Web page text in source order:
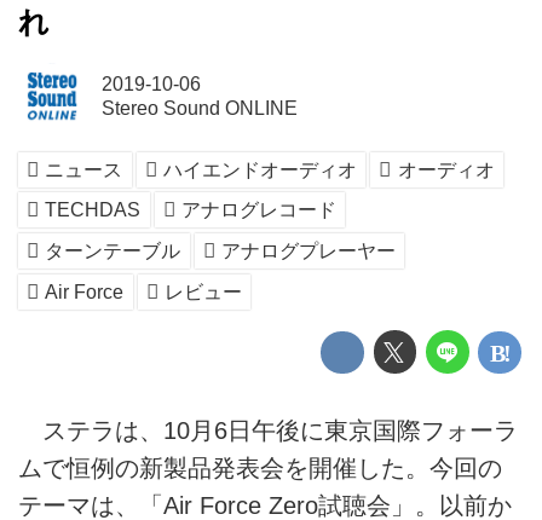
れ
2019-10-06
Stereo Sound ONLINE
ニュース ハイエンドオーディオ
オーディオ
TECHDAS
アナログレコード
ターンテーブル
アナログプレーヤー
Air Force
レビュー
ステラは、10月6日午後に東京国際フォーラ
ムで恒例の新製品発表会を開催した。今回の
テーマは、「Air Force Zero試聴会」。以前か